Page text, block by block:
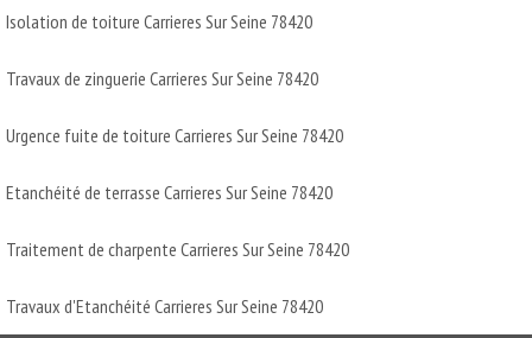
Isolation de toiture Carrieres Sur Seine 78420
Travaux de zinguerie Carrieres Sur Seine 78420
Urgence fuite de toiture Carrieres Sur Seine 78420
Etanchéité de terrasse Carrieres Sur Seine 78420
Traitement de charpente Carrieres Sur Seine 78420
Travaux d'Etanchéité Carrieres Sur Seine 78420